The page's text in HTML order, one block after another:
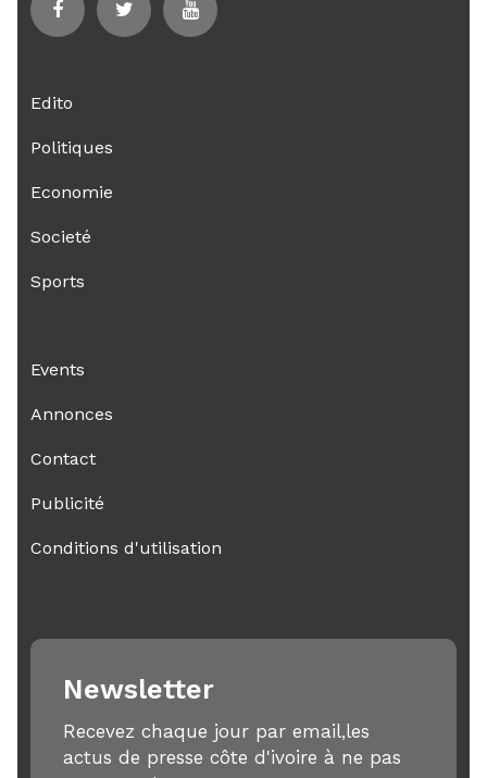
Edito
Politiques
Economie
Societé
Sports
Events
Annonces
Contact
Publicité
Conditions d'utilisation
Newsletter
Recevez chaque jour par email,les
actus de presse côte d'ivoire à ne pas